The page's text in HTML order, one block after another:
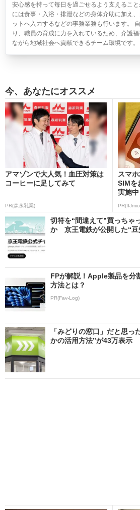
安心感を持って毎日を過ごせるよう支えるこ
には食事・入浴・排泄などの身体介助に加え
ットへ入力するなどの事務業務も行います。
り、職員の育成に力を入れているため、介護
ながら地域社会へ貢献できるチーム環境です
今、あなたにオススメ
アマゾンで大人気！血圧対策は
コーヒーに足してみて
PR(森永乳業)
スマ
SIMを
実施中
切符を“間違えて”買っちゃ
か 京王電鉄が公開した“豆
FPが解説！Apple製品を分
方法とは？
PR(Fav-Log)
「みどりの窓口」だと思
かの活用方法”が43万表示